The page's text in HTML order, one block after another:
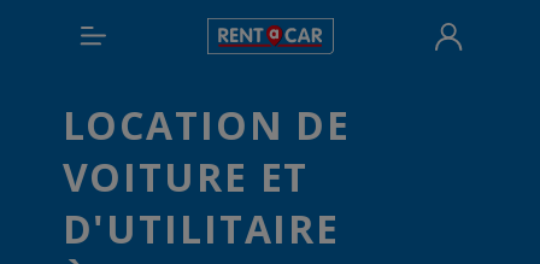
LOCATION DE
VOITURE ET
D'UTILITAIRE